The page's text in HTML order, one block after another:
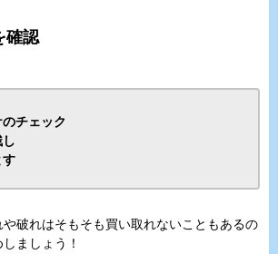
確認
チェック
す
破れはそもそも買い取れないこともあるの
ましょう！